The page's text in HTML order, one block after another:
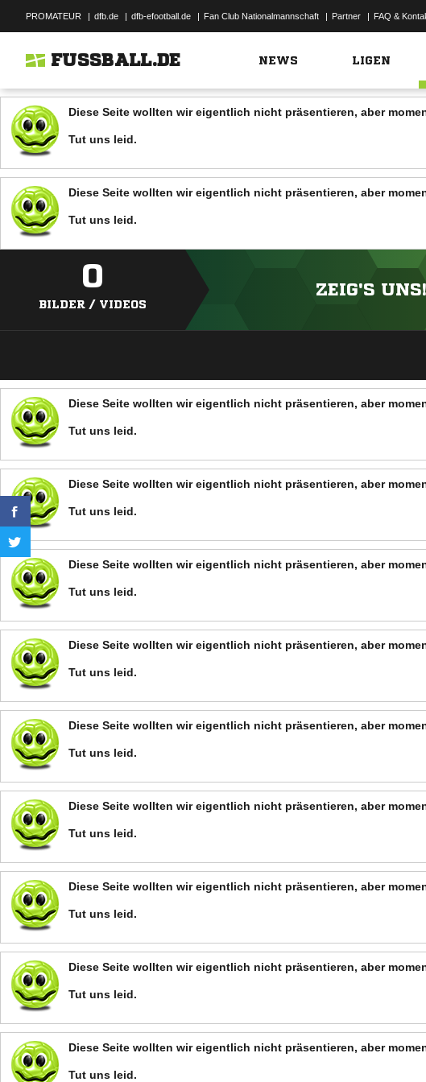
PROMATEUR | dfb.de | dfb-efootball.de | Fan Club Nationalmannschaft | Partner | FAQ &
FUSSBALL.DE NEWS LIGEN
Diese Seite wollten wir eigentlich nicht präsentieren, aber
Tut uns leid.
Diese Seite wollten wir eigentlich nicht präsentieren, aber
Tut uns leid.
0
BILDER / VIDEOS
ZEIG'S
Diese Seite wollten wir eigentlich nicht präsentieren, aber
Tut uns leid.
Diese Seite wollten wir eigentlich nicht präsentieren, aber
Tut uns leid.
Diese Seite wollten wir eigentlich nicht präsentieren, aber
Tut uns leid.
Diese Seite wollten wir eigentlich nicht präsentieren, aber
Tut uns leid.
Diese Seite wollten wir eigentlich nicht präsentieren, aber
Tut uns leid.
Diese Seite wollten wir eigentlich nicht präsentieren, aber
Tut uns leid.
Diese Seite wollten wir eigentlich nicht präsentieren, aber
Tut uns leid.
Diese Seite wollten wir eigentlich nicht präsentieren, aber
Tut uns leid.
Diese Seite wollten wir eigentlich nicht präsentieren, aber
Tut uns leid.